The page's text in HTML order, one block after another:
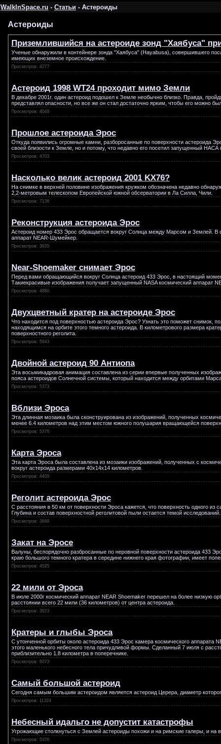
WalkInSpace.ru-Статьи- Астероиды
Астероиды
Приземлившийся на астероиде зонд "Хаябуса"
Ученые обнаружили в контейнере зонда "Хаябуса" (Hayabusa), совершившего
имеющих внеземное происхождение.
Просмотров: 4277
Астероид 1998 WT24 проходит мимо Земли
В декабре 2001г. один астероид подошел к Земле необычно близко. Правда,
представлял опасности, но все же он стал достаточно ярким, чтобы его можно
Просмотров: 4049
Прошлое астероида Эрос
Откуда появились огромные камни, разборосанные по поверхности астероида
своей близости к Земле, но и потому, что недавно его посетил запущенный НАСА
Просмотров: 4703
Насколько велик астероид 2001 KX76?
На снимке в верхней половине изображения кружком обозначена недавно
2,2-метровым телескопом Европейской южной обсерватории в Ла Силла, Чили.
Просмотров: 7136
Реконструкция астероида Эрос
Астероид номер 433 Эрос обращается вокруг Солнца между Марсом и Землей. В
аппарат NEAR-Шумейкер.
Просмотров: 3635
Near-Shoemaker снимает Эрос
Перед вами обращающийся вокруг Солнца астероид 433 Эрос, в настоящий
Такиекрасивые изображения получает запущенный NASA космический аппарат
Просмотров: 4880
Двухцветный кратер на астероиде Эрос
Что находится под поверхностью астероида Эрос? Узнать это поможет снимок,
находящимся на орбите этого темного астероида. В километрового размера
поверхностного реголита.
Просмотров: 5943
Двойной астероид 90 Антиопа
Эта восьмикадровая анимация составлена из серии впервые полученных
пояса астероидов Солнечной системы, который находится между орбитами
Просмотров: 5373
Вблизи Эроса
Эта длинная мозаика была сконструирована из изображений, полученных
менее 6.4 километров над этим местом южного полушария вращающейся
Просмотров: 5376
Карта Эроса
Эта карта Эроса была составлена из мозаики изображений, полученных с
вокруг астероида размерами 40х14х14 километров.
Просмотров: 4409
Реголит астероида Эрос
С расстояния в 50 км от поверхности Эроса кажется, что поверхность одного
Глубина и состав поверхностной реголитовой пыли остается темой исследований.
Просмотров: 3848
Закат на Эросе
Валуны, беспорядочно разбросанные по неровной поверхности астероида 433
краю большого темного кратера в середине нижнего края фотографии, имеет
Просмотров: 4525
22 мили от Эроса
В июле 2000г космический аппарат NEAR Shoemaker перешел на более низкую
расстоянии всего 22 мили (36 километров) от центра астероида.
Просмотров: 3623
Кратеры и глыбы Эроса
С утонченной орбиты около астероида 433 Эрос камера космического аппарата
этого маленького небесного тела причудливой формы. Сделанный 7 июля с
приблизительно 1.8 километра в поперечнике.
Просмотров: 6073
Самый большой астероид
Cегодня самым большим астероидом является астероид Церера, диаметр
Просмотров: 11324
Небесный идальго не допустит катастрофы
Угрожающие столкнуться с Землей астероиды похожи и на римские галеры, и на
Просмотров: 5376